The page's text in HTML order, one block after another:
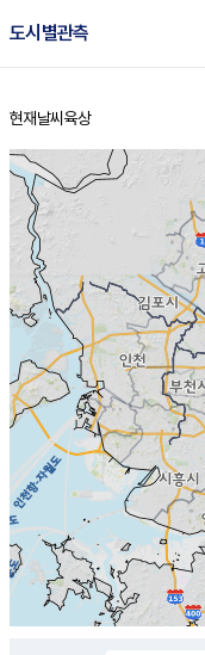
도시별관측
홈
현재날씨 육상